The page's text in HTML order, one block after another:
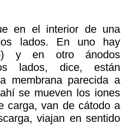
en el interior de una
lados. En uno hay
y en otro ánodos
lados, dice, están
membrana parecida a
se mueven los iones
carga, van de cátodo a
viajan en sentido